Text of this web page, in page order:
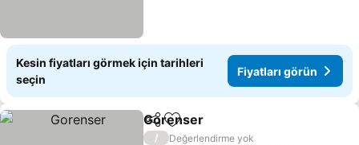
Kesin fiyatları görmek için tarihleri
seçin
Fiyatları görün
PaylaşFavorilerime ekle
Gorenser
/
Değerlendirme yok